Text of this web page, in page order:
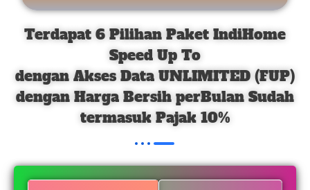
Terdapat 6 Pilihan Paket IndiHome
Speed Up To
dengan Akses Data UNLIMITED (FUP)
dengan Harga Bersih perBulan Sudah
termasuk Pajak 10%